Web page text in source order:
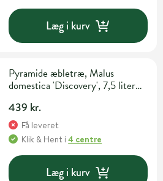
Læg i kurv
Pyramide æbletræ, Malus
domestica 'Discovery', 7,5 liter
439 kr.
Få leveret
Klik & Hent i4 centre
Læg i kurv